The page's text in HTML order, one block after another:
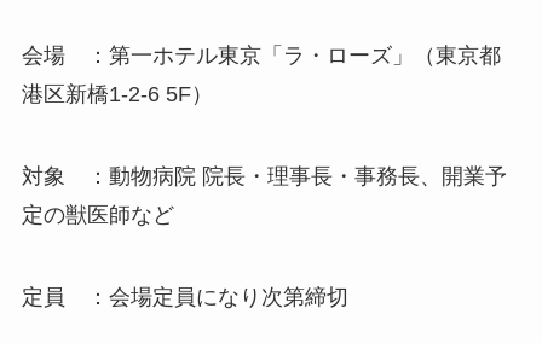
会場 ：第一ホテル東京「ラ・ローズ」（東京都
港区新橋1-2-6 5F）
対象 ：動物病院 院長・理事長・事務長、開業予
定の獣医師など
定員 ：会場定員になり次第締切